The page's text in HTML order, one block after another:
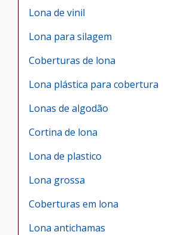
Lona de vinil
Lona para silagem
Coberturas de lona
Lona plástica para cobertura
Lonas de algodão
Cortina de lona
Lona de plastico
Lona grossa
Coberturas em lona
Lona antichamas